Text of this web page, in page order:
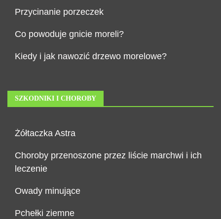
Przycinanie porzeczek
Co powoduje gnicie moreli?
Kiedy i jak nawozić drzewo morelowe?
SZKODNIKI I CHOROBY
Żółtaczka Astra
Choroby przenoszone przez liście marchwi i ich
leczenie
Owady minujące
Pchełki ziemne